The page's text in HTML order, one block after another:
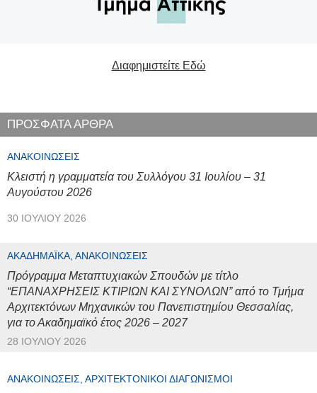
Διαφημιστείτε Εδώ
ΠΡΟΣΦΑΤΑ ΑΡΘΡΑ
ΑΝΑΚΟΙΝΏΣΕΙΣ
Κλειστή η γραμματεία του Συλλόγου 31 Ιουλίου – 31
Αυγούστου 2026
30 ΙΟΥΛΊΟΥ 2026
ΑΚΑΔΗΜΑΪΚΆ, ΑΝΑΚΟΙΝΏΣΕΙΣ
Πρόγραμμα Μεταπτυχιακών Σπουδών με τίτλο
“ΕΠΑΝΑΧΡΗΣΕΙΣ ΚΤΙΡΙΩΝ ΚΑΙ ΣΥΝΟΛΩΝ” από το Τμήμα
Αρχιτεκτόνων Μηχανικών του Πανεπιστημίου Θεσσαλίας,
για το Ακαδημαϊκό έτος 2026 – 2027
28 ΙΟΥΛΊΟΥ 2026
ΑΝΑΚΟΙΝΏΣΕΙΣ, ΑΡΧΙΤΕΚΤΟΝΙΚΟΊ ΔΙΑΓΩΝΙΣΜΟΊ